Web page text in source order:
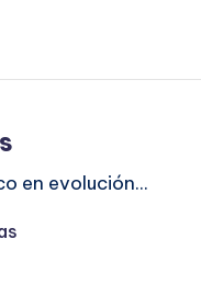
en evolución...